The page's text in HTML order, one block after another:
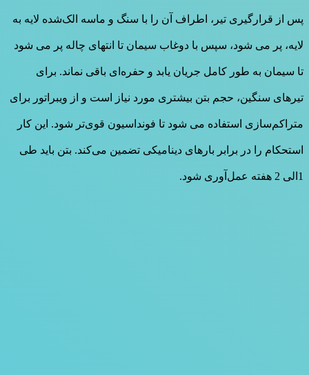
پس از قرارگیری تیر، اطراف آن را با سنگ و ماسه الک‌شده لایه به
لایه، پر می شود، سپس با دوغاب سیمان تا انتهای چاله پر می شود
تا سیمان به طور کامل جریان یابد و حفره‌ای باقی نماند. برای
تیرهای سنگین، حجم بتن بیشتری مورد نیاز است و از ویبراتور برای
متراکم‌سازی استفاده می شود تا فونداسیون قوی‌تر شود. این کار
استحکام را در برابر بارهای دینامیکی تضمین می‌کند. بتن باید طی
1الی 2 هفته عمل‌آوری شود.